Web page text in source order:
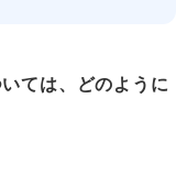
ては、どのように